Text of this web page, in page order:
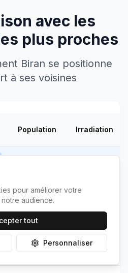
avec les
plus proches
Biran se positionne
à ses voisines
Population Irradiation
240
43
kWh/m²
pour améliorer votre
audience.
tout
Personnaliser